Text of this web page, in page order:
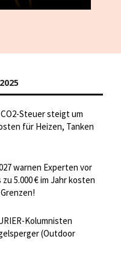
Steuer steigt um
für Heizen, Tanken
warnen Experten vor
5.000 € im Jahr kosten
Kolumnisten
(Outdoor